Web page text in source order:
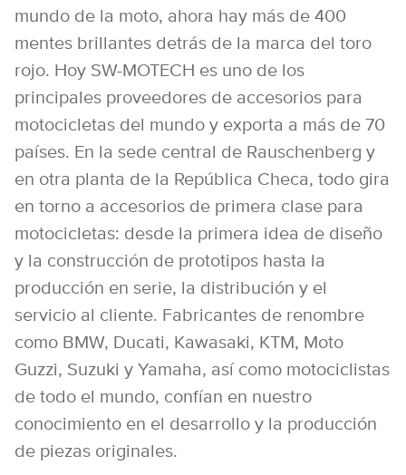
mundo de la moto, ahora hay más de 400
mentes brillantes detrás de la marca del toro
rojo. Hoy SW-MOTECH es uno de los
principales proveedores de accesorios para
motocicletas del mundo y exporta a más de 70
países. En la sede central de Rauschenberg y
en otra planta de la República Checa, todo gira
en torno a accesorios de primera clase para
motocicletas: desde la primera idea de diseño
y la construcción de prototipos hasta la
producción en serie, la distribución y el
servicio al cliente. Fabricantes de renombre
como BMW, Ducati, Kawasaki, KTM, Moto
Guzzi, Suzuki y Yamaha, así como motociclistas
de todo el mundo, confían en nuestro
conocimiento en el desarrollo y la producción
de piezas originales.